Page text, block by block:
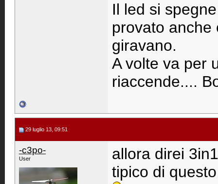
Il led si
provato anche
giravano.
A volte va per
riaccende....
29 luglio 13, 09:51
-c3po-
User
allora direi
tipico di